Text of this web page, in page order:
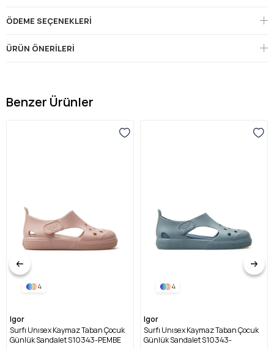
ÖDEME SEÇENEKLERI
ÜRÜN ÖNERILERI
Benzer Ürünler
4
Igor
Surfı Unısex Kaymaz Taban Çocuk
Günlük Sandalet S10343-PEMBE
4
Igor
Surfı Unısex Kaymaz Taban Çocuk
Günlük Sandalet S10343-